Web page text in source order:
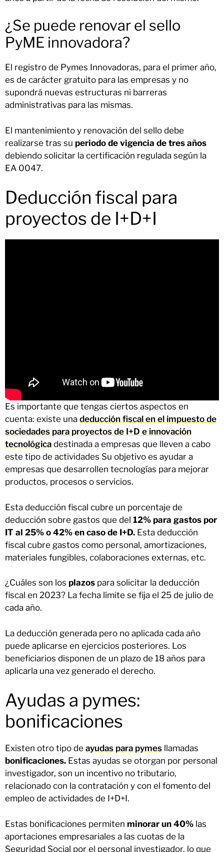
¿Se puede renovar el sello
PyME innovadora?
El registro de Pymes Innovadoras, para el primer año,
es de carácter gratuito para las empresas y no
supondrá nuevas estructuras ni barreras
administrativas para las mismas.
El mantenimiento y renovación del sello debe
realizarse tras su periodo de vigencia de tres años
debiendo solicitar la certificación regulada según la
EA 0047.
Deducción fiscal para
proyectos de I+D+I
Es importante que tengas ciertos aspectos en
cuenta: existe una deducción fiscal en el impuesto de
sociedades para proyectos de I+D e innovación
tecnológica destinada a empresas que lleven a cabo
este tipo de actividades Su objetivo es ayudar a
empresas que desarrollen tecnologías para mejorar
productos, procesos o servicios.
Esta deducción fiscal cubre un porcentaje de
deducción sobre gastos que del 12% para gastos por
IT al 25% o 42% en caso de I+D. Esta deducción
fiscal cubre gastos como personal, amortizaciones,
materiales fungibles, colaboraciones externas, etc.
¿Cuáles son los plazos para solicitar la deducción
fiscal en 2023? La fecha límite se fija el 25 de julio de
cada año.
La deducción generada pero no aplicada cada año
puede aplicarse en ejercicios posteriores. Los
beneficiarios disponen de un plazo de 18 años para
aplicarla una vez generado el derecho.
Ayudas a pymes:
bonificaciones
Existen otro tipo de ayudas para pymes llamadas
bonificaciones. Estas ayudas se otorgan por personal
investigador, son un incentivo no tributario,
relacionado con la contratación y con el fomento del
empleo de actividades de I+D+I.
Estas bonificaciones permiten minorar un 40% las
aportaciones empresariales a las cuotas de la
Seguridad Social por el personal investigador, lo que